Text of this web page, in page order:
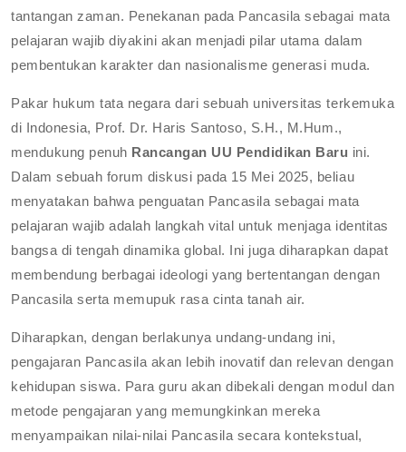
tantangan zaman. Penekanan pada Pancasila sebagai mata
pelajaran wajib diyakini akan menjadi pilar utama dalam
pembentukan karakter dan nasionalisme generasi muda.
Pakar hukum tata negara dari sebuah universitas terkemuka
di Indonesia, Prof. Dr. Haris Santoso, S.H., M.Hum.,
mendukung penuh Rancangan UU Pendidikan Baru ini.
Dalam sebuah forum diskusi pada 15 Mei 2025, beliau
menyatakan bahwa penguatan Pancasila sebagai mata
pelajaran wajib adalah langkah vital untuk menjaga identitas
bangsa di tengah dinamika global. Ini juga diharapkan dapat
membendung berbagai ideologi yang bertentangan dengan
Pancasila serta memupuk rasa cinta tanah air.
Diharapkan, dengan berlakunya undang-undang ini,
pengajaran Pancasila akan lebih inovatif dan relevan dengan
kehidupan siswa. Para guru akan dibekali dengan modul dan
metode pengajaran yang memungkinkan mereka
menyampaikan nilai-nilai Pancasila secara kontekstual,